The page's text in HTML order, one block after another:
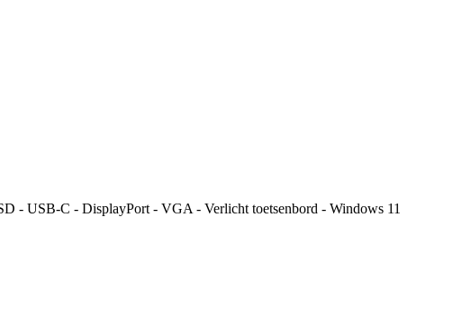
- USB-C - DisplayPort - VGA - Verlicht toetsenbord - Windows 11